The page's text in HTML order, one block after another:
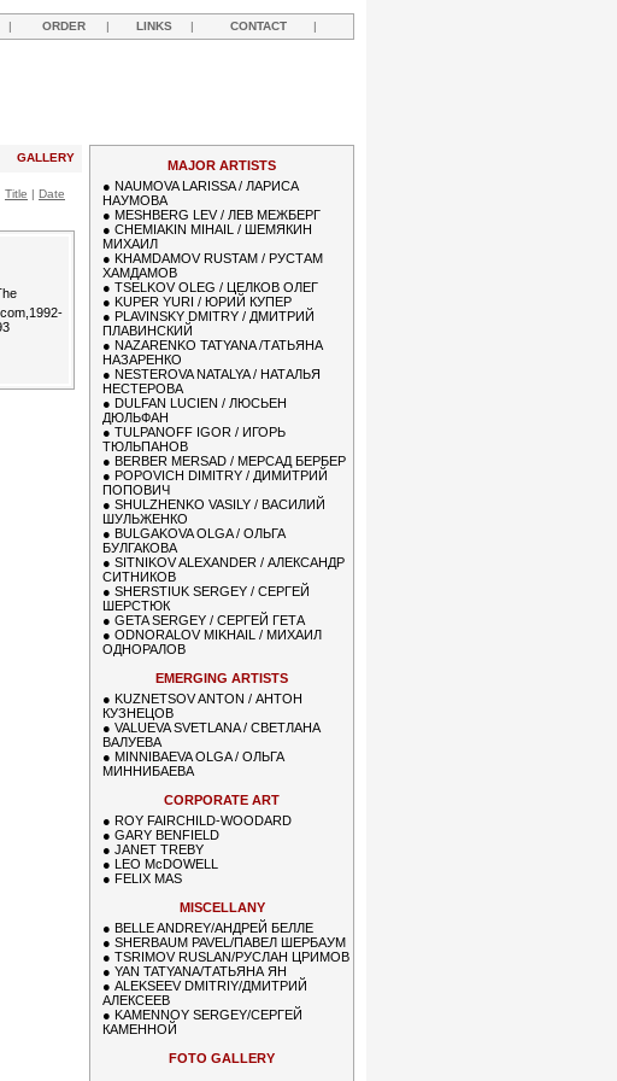
| ORDER | LINKS | CONTACT |
GALLERY
Title | Date
MAJOR ARTISTS
● NAUMOVA LARISSA / ЛАРИСА
НАУМОВА
● MESHBERG LEV / ЛЕВ МЕЖБЕРГ
● CHEMIAKIN MIHAIL / ШЕМЯКИН
МИХАИЛ
● KHAMDAMOV RUSTAM / РУСТАМ
ХАМДАМОВ
● TSELKOV OLEG / ЦЕЛКОВ ОЛЕГ
● KUPER YURI / ЮРИЙ КУПЕР
● PLAVINSKY DMITRY / ДМИТРИЙ
ПЛАВИНСКИЙ
● NAZARENKO TATYANA /ТАТЬЯНА
НАЗАРЕНКО
● NESTEROVA NATALYA / НАТАЛЬЯ
НЕСТЕРОВА
● DULFAN LUCIEN / ЛЮСЬЕН
ДЮЛЬФАН
● TULPANOFF IGOR / ИГОРЬ
ТЮЛЬПАНОВ
● BERBER MERSAD / МЕРСАД БЕРБЕР
● POPOVICH DIMITRY / ДИМИТРИЙ
ПОПОВИЧ
● SHULZHENKO VASILY / ВАСИЛИЙ
ШУЛЬЖЕНКО
● BULGAKOVA OLGA / ОЛЬГА
БУЛГАКОВА
● SITNIKOV ALEXANDER / АЛЕКСАНДР
СИТНИКОВ
● SHERSTIUK SERGEY / СЕРГЕЙ
ШЕРСТЮК
● GETA SERGEY / СЕРГЕЙ ГЕТА
● ODNORALOV MIKHAIL / МИХАИЛ
ОДНОРАЛОВ
EMERGING ARTISTS
● KUZNETSOV ANTON / АНТОН
КУЗНЕЦОВ
● VALUEVA SVETLANA / СВЕТЛАНА
ВАЛУЕВА
● MINNIBAEVA OLGA / ОЛЬГА
МИННИБАЕВА
CORPORATE ART
● ROY FAIRCHILD-WOODARD
● GARY BENFIELD
● JANET TREBY
● LEO McDOWELL
● FELIX MAS
MISCELLANY
● BELLE ANDREY/АНДРЕЙ БЕЛЛЕ
● SHERBAUM PAVEL/ПАВЕЛ ШЕРБАУМ
● TSRIMOV RUSLAN/РУСЛАН ЦРИМОВ
● YAN TATYANA/ТАТЬЯНА ЯН
● ALEKSEEV DMITRIY/ДМИТРИЙ
АЛЕКСЕЕВ
● KAMENNOY SERGEY/СЕРГЕЙ
КАМЕННОЙ
FOTO GALLERY